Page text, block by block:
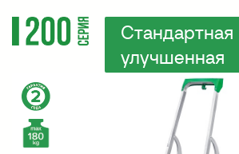
Стандартная
улучшенная